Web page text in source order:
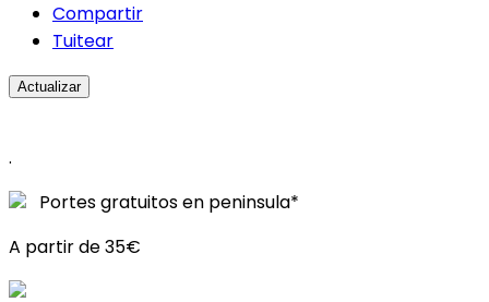
Compartir
Tuitear
.
Portes gratuitos en peninsula*
A partir de 35€